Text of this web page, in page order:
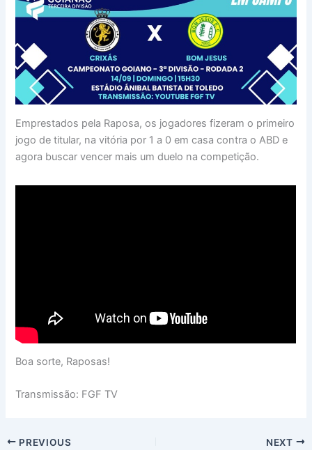
Emprestados pela Raposa, os jogadores fizeram o primeiro
jogo de titular, na vitória por 1 a 0 em casa contra o ABD e
agora buscar vencer mais um duelo na competição.
Boa sorte, Raposas!
Transmissão: FGF TV
PREVIOUS NEXT